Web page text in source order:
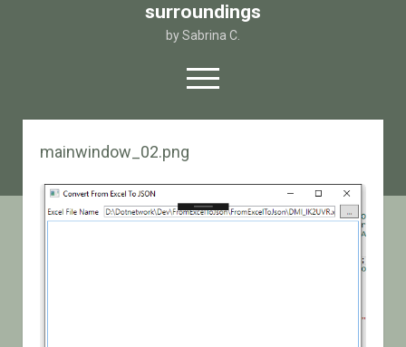
surroundings
by Sabrina C.
open
menu
twitterfacebook
email-form
Chi sono
mainwindow_02.png